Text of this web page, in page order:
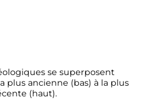
se superposent
plus ancienne (bas) à la plus
(haut).